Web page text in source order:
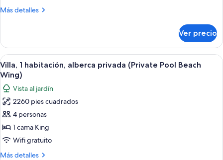
(Tropical
Wing)
Más detalles
Más
1
cama
individual,
Terraza
(Tropical
Terrace
Beach
Wing)
Ver precio
Abrir
todas
las
fotos
de
Villa,
1
habitación,
alberca
Villa, 1 habitación, alberca privada
5
Villa, 1 habitación, alberca privada (Private Pool Beach
Wing)
Vista al jardín
2260 pies cuadrados
4 personas
1 cama King
Wifi gratuito
Más detalles
Más